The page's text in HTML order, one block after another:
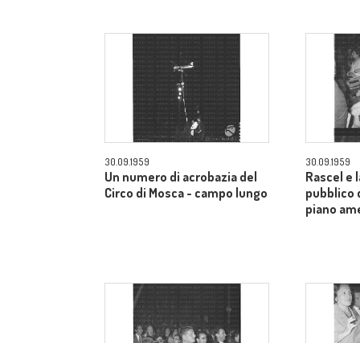
30.09.1959
Un numero di acrobazia del
Circo di Mosca - campo lungo
30.09.1959
Rascel e
pubblico
piano